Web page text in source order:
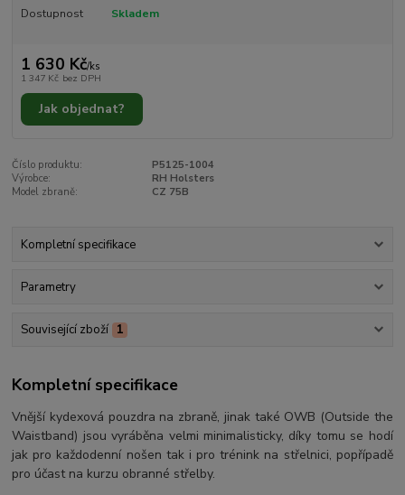
Dostupnost Skladem
1 630 Kč/ks
1 347 Kč bez DPH
Jak objednat?
Číslo produktu:
P5125-1004
Výrobce:
RH Holsters
Model zbraně:
CZ 75B
Kompletní specifikace
Parametry
Související zboží 1
Kompletní specifikace
Vnější kydexová pouzdra na zbraně, jinak také OWB (Outside the
Waistband) jsou vyráběna velmi minimalisticky, díky tomu se hodí
jak pro každodenní nošen tak i pro trénink na střelnici, popřípadě
pro účast na kurzu obranné střelby.